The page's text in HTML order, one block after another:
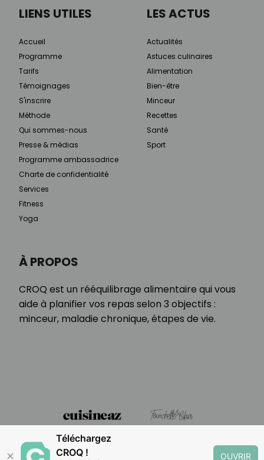
À PROPOS
CROQ est un rééquilibrage alimentaire qui vous
aide à planifier vos repas selon 3 objectifs :
minceur, maladie chronique, étapes de vie.
LIENS UTILES
Accueil
Programme
Tarifs
Témoignages
S'inscrire
Méthode
Qui sommes-nous
Presse & médias
Programme ambassadrice
Charte de confidentialité
Services
Fitness
Yoga
LES ACTUS
Actualités
Astuces culinaires
Alimentation
Bien-être
Minceur
Recettes
Santé
Sport
✕
Téléchargez
CROQ !
OUVRIR